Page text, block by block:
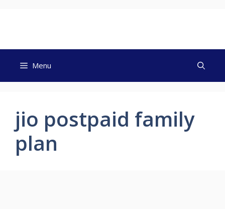
Menu
jio postpaid family
plan